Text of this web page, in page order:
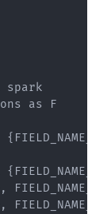
spark
as F